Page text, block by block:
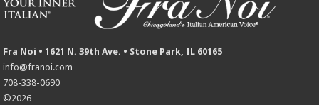
Fra Noi • 1621 N. 39th Ave. • Stone Park, IL 60165
info@franoi.com
708-338-0690
©2026